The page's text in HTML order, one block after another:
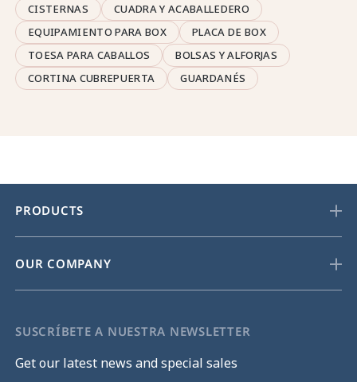
CISTERNAS
CUADRA Y ACABALLEDERO
EQUIPAMIENTO PARA BOX
PLACA DE BOX
TOESA PARA CABALLOS
BOLSAS Y ALFORJAS
CORTINA CUBREPUERTA
GUARDANÉS
PRODUCTS
OUR COMPANY
SUSCRÍBETE A NUESTRA NEWSLETTER
Get our latest news and special sales